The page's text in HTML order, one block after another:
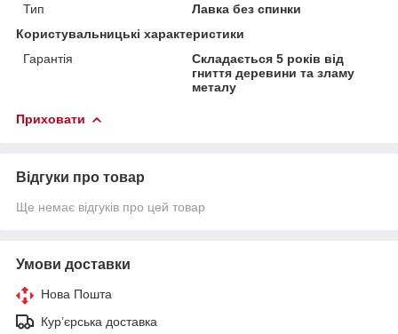
Тип
Лавка без спинки
Користувальницькі характеристики
Гарантія
Складається 5 років від
гниття деревини та зламу
металу
Приховати
Відгуки про товар
Ще немає відгуків про цей товар
Умови доставки
Нова Пошта
Кур’єрська доставка